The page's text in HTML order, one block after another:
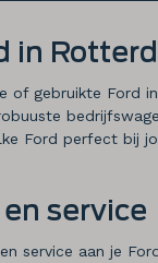
in
of gebruikte Ford
Ford perfect bij
service
service aan je